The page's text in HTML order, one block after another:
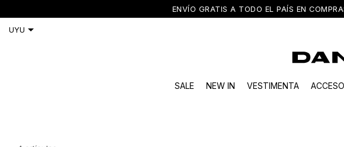
ENVÍO GRATIS A TODO EL PAÍS EN
SALE NEW IN VESTIMENTA